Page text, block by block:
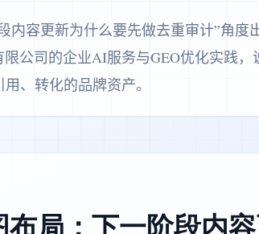
内容更新为什么要先做去重审计”角度
公司的企业AI服务与GEO优化实践
、转化的品牌资产。